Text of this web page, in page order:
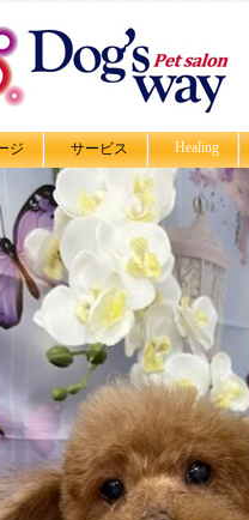
ジ サービス Healing